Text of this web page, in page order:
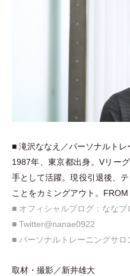
■ 滝沢ななえ／パーソナルトレ
1987年、東京都出身。Vリー
手として活躍。現役引退後、
ことをカミングアウト。FROM
■ オフィシャルブログ：ななブ
■ Twitter@nanae0922
■ パーソナルトレーニングサロ
取材 ・ 撮影／新井雄大